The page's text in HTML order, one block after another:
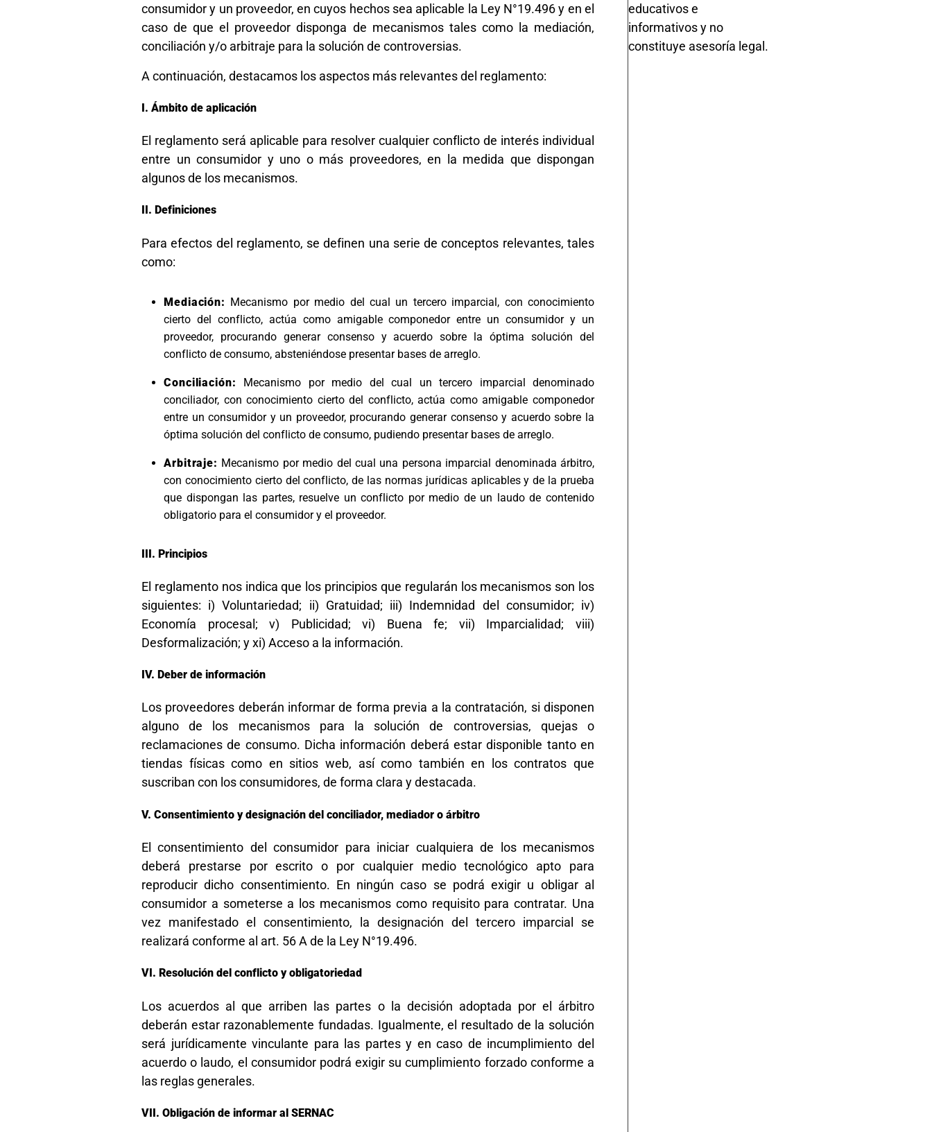
consumidor y un proveedor, en cuyos hechos sea aplicable la Ley N°19.496 y en el
caso de que el proveedor disponga de mecanismos tales como la mediación,
conciliación y/o arbitraje para la solución de controversias.
A continuación, destacamos los aspectos más relevantes del reglamento:
Ámbito de aplicación
El reglamento será aplicable para resolver cualquier conflicto de interés individual
entre un consumidor y uno o más proveedores, en la medida que dispongan
algunos de los mecanismos.
Definiciones
Para efectos del reglamento, se definen una serie de conceptos relevantes, tales
como:
Mediación: Mecanismo por medio del cual un tercero imparcial, con conocimiento
cierto del conflicto, actúa como amigable componedor entre un consumidor y un
proveedor, procurando generar consenso y acuerdo sobre la óptima solución del
conflicto de consumo, absteniéndose presentar bases de arreglo.
Conciliación: Mecanismo por medio del cual un tercero imparcial denominado
conciliador, con conocimiento cierto del conflicto, actúa como amigable componedor
entre un consumidor y un proveedor, procurando generar consenso y acuerdo sobre la
óptima solución del conflicto de consumo, pudiendo presentar bases de arreglo.
Arbitraje: Mecanismo por medio del cual una persona imparcial denominada árbitro,
con conocimiento cierto del conflicto, de las normas jurídicas aplicables y de la prueba
que dispongan las partes, resuelve un conflicto por medio de un laudo de contenido
obligatorio para el consumidor y el proveedor.
Principios
El reglamento nos indica que los principios que regularán los mecanismos son los
siguientes: i) Voluntariedad; ii) Gratuidad; iii) Indemnidad del consumidor; iv)
Economía procesal; v) Publicidad; vi) Buena fe; vii) Imparcialidad; viii)
Desformalización; y xi) Acceso a la información.
Deber de información
Los proveedores deberán informar de forma previa a la contratación, si disponen
alguno de los mecanismos para la solución de controversias, quejas o
reclamaciones de consumo. Dicha información deberá estar disponible tanto en
tiendas físicas como en sitios web, así como también en los contratos que
suscriban con los consumidores, de forma clara y destacada.
Consentimiento y designación del conciliador, mediador o árbitro
El consentimiento del consumidor para iniciar cualquiera de los mecanismos
deberá prestarse por escrito o por cualquier medio tecnológico apto para
reproducir dicho consentimiento. En ningún caso se podrá exigir u obligar al
consumidor a someterse a los mecanismos como requisito para contratar. Una
vez manifestado el consentimiento, la designación del tercero imparcial se
realizará conforme al art. 56 A de la Ley N°19.496.
Resolución del conflicto y obligatoriedad
Los acuerdos al que arriben las partes o la decisión adoptada por el árbitro
deberán estar razonablemente fundadas. Igualmente, el resultado de la solución
será jurídicamente vinculante para las partes y en caso de incumplimiento del
acuerdo o laudo, el consumidor podrá exigir su cumplimiento forzado conforme a
las reglas generales.
Obligación de informar al SERNAC
educativos e
informativos y no
constituye asesoría legal.